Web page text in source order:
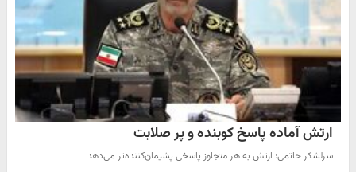
ارتش آماده پاسخ کوبنده و پر صلابت
سرلشکر حاتمی: ارتش به هر متجاوز پاسخی پشیمان‌کننده‌تر می‌دهد